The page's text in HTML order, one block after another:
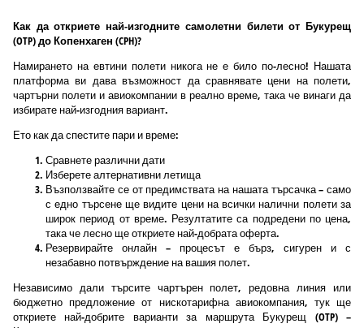
Как да откриете най-изгодните самолетни билети от Букурещ
(OTP) до Копенхаген (CPH)?
Намирането на евтини полети никога не е било по-лесно! Нашата
платформа ви дава възможност да сравнявате цени на полети,
чартърни полети и авиокомпании в реално време, така че винаги да
избирате най-изгодния вариант.
Ето как да спестите пари и време:
Сравнете различни дати
Изберете алтернативни летища
Възползвайте се от предимствата на нашата търсачка – само
с едно търсене ще видите цени на всички налични полети за
широк период от време. Резултатите са подредени по цена,
така че лесно ще откриете най-добрата оферта.
Резервирайте онлайн – процесът е бърз, сигурен и с
незабавно потвърждение на вашия полет.
Независимо дали търсите чартърен полет, редовна линия или
бюджетно предложение от нискотарифна авиокомпания, тук ще
откриете най-добрите варианти за маршрута Букурещ (OTP) –